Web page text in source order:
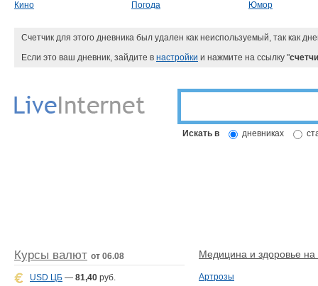
Кино
Погода
Юмор
Счетчик для этого дневника был удален как неиспользуемый, так как
Если это ваш дневник, зайдите в настройки и нажмите на ссылку "
Искать в дневниках
Курсы валют от 06.08
USD ЦБ — 81,40 руб.
Медицина и здоровье на
Артрозы